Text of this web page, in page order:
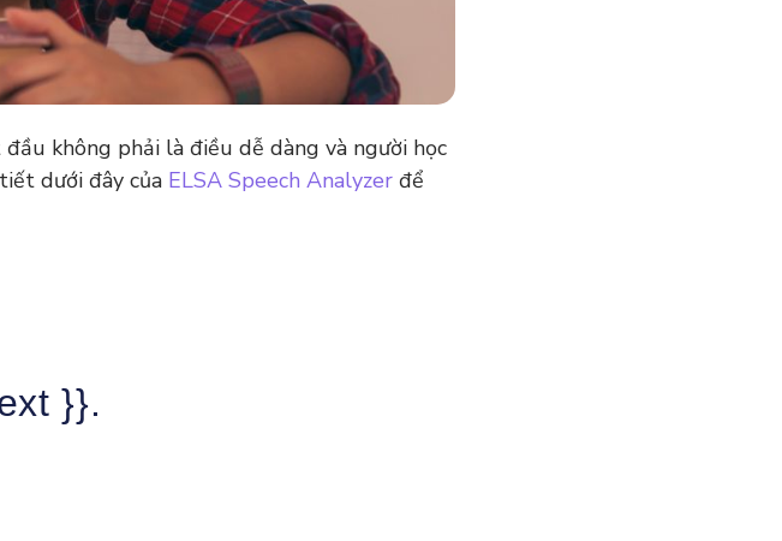
không phải là điều dễ dàng và người học
dưới đây của ELSA Speech Analyzer để
}}.